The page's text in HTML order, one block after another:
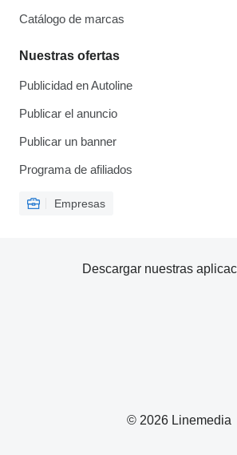
Catálogo de marcas
Nuestras ofertas
Publicidad en Autoline
Publicar el anuncio
Publicar un banner
Programa de afiliados
Empresas
© 2026 Linemedia
Descargar nuestras